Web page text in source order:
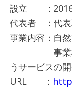
設立 ：2016
代表者 ：代
事業内容：自然
事業機会
うサービスの
URL ：